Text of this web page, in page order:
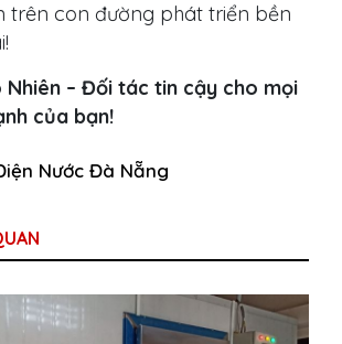
trên con đường phát triển bền
Nhiên – Đối tác tin cậy cho mọi
của bạn!
Nước Đà Nẵng